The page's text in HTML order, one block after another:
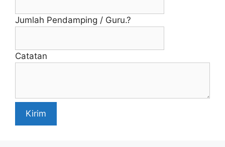
Jumlah Pendamping / Guru.?
Catatan
Kirim